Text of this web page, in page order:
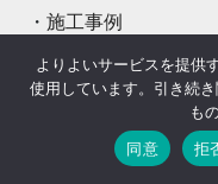
施工事例
リセット住宅
お客様の声
注文住宅
よりよいサービスを提供
使用しています。引き続
も
同意
拒